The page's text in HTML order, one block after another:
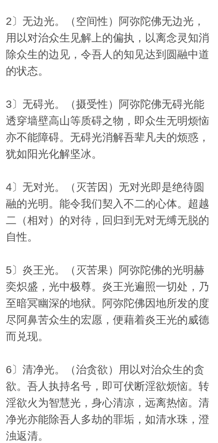
2〕无边光。（空间性）阿弥陀佛无边光，
用以对治众生见解上的偏执，以离念灵知消
除众生的边见，令吾人的知见达到圆融中道
的状态。
3〕无碍光。（摄受性）阿弥陀佛无碍光能
透穿墙壁高山等质碍之物，即众生无明烦恼
亦不能障碍。无碍光消解吾辈凡夫的烦惑，
犹如阳光化解坚冰。
4〕无对光。（灭苦因）无对光即是绝待圆
融的光明。能令我们契入不二的心体。超越
二（相对）的对待，回归到无对无缚无脱的
自性。
5〕炎王光。（灭苦果）阿弥陀佛的光明赫
奕炽盛，光中极尊。炎王光遍照一切处，乃
至暗冥幽深的地狱。阿弥陀佛因地所发的度
尽阿鼻苦众生的宏愿，便藉着炎王光的威德
而兑现。
6〕清净光。（治贪欲）用以对治众生的贪
欲。吾人执持名号，即可伏断淫欲烦恼。转
淫欲火为智慧光，身心清凉，远离热恼。清
净光亦能除吾人多劫的罪垢，如清水珠，澄
浊返清。